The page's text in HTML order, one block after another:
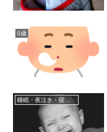
0歳